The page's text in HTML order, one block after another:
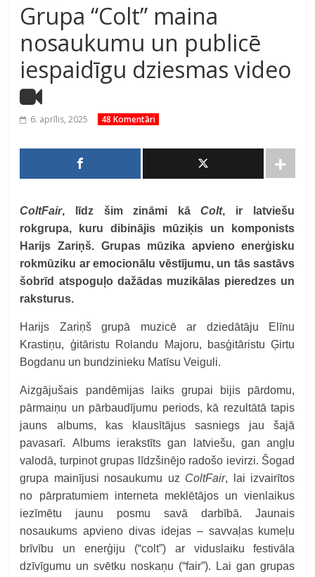
Grupa “Colt” maina
nosaukumu un publicē
iespaidīgu dziesmas video
6. aprīlis, 2025 48 Komentāri
ColtFair, līdz šim zināmi kāColt, ir latviešu
rokgrupa, kuru dibinājis mūziķis un komponists
Harijs Zariņš. Grupas mūzika apvieno enerģisku
rokmūziku ar emocionālu vēstījumu, un tās sastāvs
šobrīd atspoguļo dažādas muzikālas pieredzes un
raksturus.
Harijs Zariņš grupā muzicē ar dziedātāju Elīnu
Krastiņu, ģitāristu Rolandu Majoru, basģitāristu Ģirtu
Bogdanu un bundzinieku Matīsu Veiguli.
Aizgājušais pandēmijas laiks grupai bijis pārdomu,
pārmaiņu un pārbaudījumu periods, kā rezultātā tapis
jauns albums, kas klausītājus sasniegs jau šajā
pavasarī. Albums ierakstīts gan latviešu, gan angļu
valodā, turpinot grupas līdzšinējo radošo ievirzi. Šogad
grupa mainījusi nosaukumu uz ColtFair, lai izvairītos
no pārpratumiem interneta meklētājos un vienlaikus
iezīmētu jaunu posmu savā darbībā. Jaunais
nosaukums apvieno divas idejas – savvaļas kumeļu
brīvību un enerģiju (“colt”) ar viduslaiku festivāla
dzīvīgumu un svētku noskaņu (“fair”). Lai gan grupas